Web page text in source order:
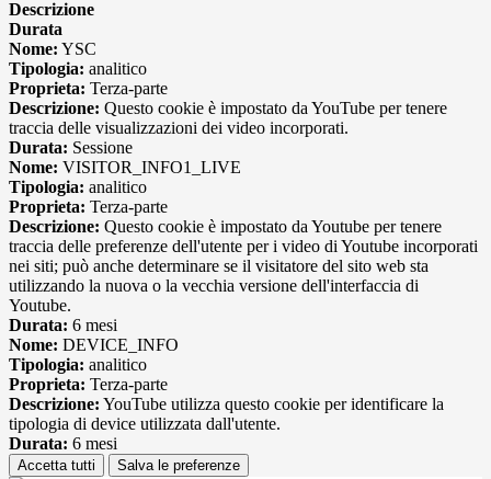
Descrizione
Durata
Nome: YSC
Tipologia: analitico
Proprieta: Terza-parte
Descrizione: Questo cookie è impostato da YouTube per tenere
traccia delle visualizzazioni dei video incorporati.
Durata: Sessione
Nome: VISITOR_INFO1_LIVE
Tipologia: analitico
Proprieta: Terza-parte
Descrizione: Questo cookie è impostato da Youtube per tenere
traccia delle preferenze dell'utente per i video di Youtube incorporati
nei siti; può anche determinare se il visitatore del sito web sta
utilizzando la nuova o la vecchia versione dell'interfaccia di
Youtube.
Durata: 6 mesi
Nome: DEVICE_INFO
Tipologia: analitico
Proprieta: Terza-parte
Descrizione: YouTube utilizza questo cookie per identificare la
tipologia di device utilizzata dall'utente.
Durata: 6 mesi
Accetta tutti Salva le preferenze